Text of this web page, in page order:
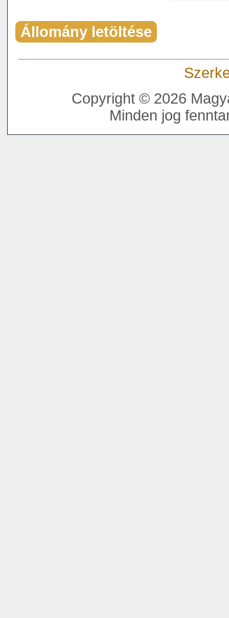
Állomány letöltése
Copyright © 2026
Minden jog